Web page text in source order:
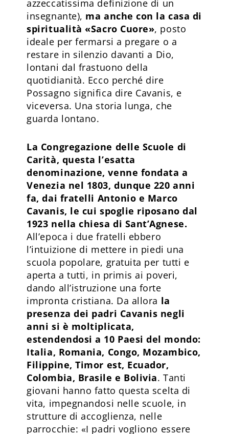
azzeccatissima definizione di un
insegnante), ma anche con la casa di
spiritualità «Sacro Cuore», posto
ideale per fermarsi a pregare o a
restare in silenzio davanti a Dio,
lontani dal frastuono della
quotidianità. Ecco perché dire
Possagno significa dire Cavanis, e
viceversa. Una storia lunga, che
guarda lontano.
La Congregazione delle Scuole di
Carità, questa l’esatta
denominazione, venne fondata a
Venezia nel 1803, dunque 220 anni
fa, dai fratelli Antonio e Marco
Cavanis, le cui spoglie riposano dal
1923 nella chiesa di Sant’Agnese.
All’epoca i due fratelli ebbero
l’intuizione di mettere in piedi una
scuola popolare, gratuita per tutti e
aperta a tutti, in primis ai poveri,
dando all’istruzione una forte
impronta cristiana. Da allora la
presenza dei padri Cavanis negli
anni si è moltiplicata,
estendendosi a 10 Paesi del mondo:
Italia, Romania, Congo, Mozambico,
Filippine, Timor est, Ecuador,
Colombia, Brasile e Bolivia. Tanti
giovani hanno fatto questa scelta di
vita, impegnandosi nelle scuole, in
strutture di accoglienza, nelle
parrocchie: «I padri vogliono essere